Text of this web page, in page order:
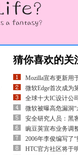
猜你喜欢的关
Mozilla宣布更新用
微软Edge首次成为
全球十大IC设计公
微软被曝高危漏洞
安全研究人员：黑
豌豆荚宣布业务调
2006年李俊编写了
HTC官方社区将于